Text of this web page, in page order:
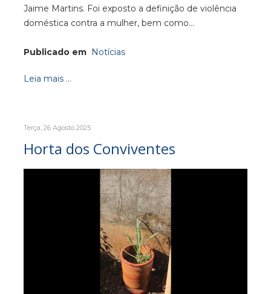
Jaime Martins. Foi exposto a definição de violência
doméstica contra a mulher, bem como…
Publicado em Notícias
Leia mais ...
Terça, 26 Agosto 2025
Horta dos Conviventes